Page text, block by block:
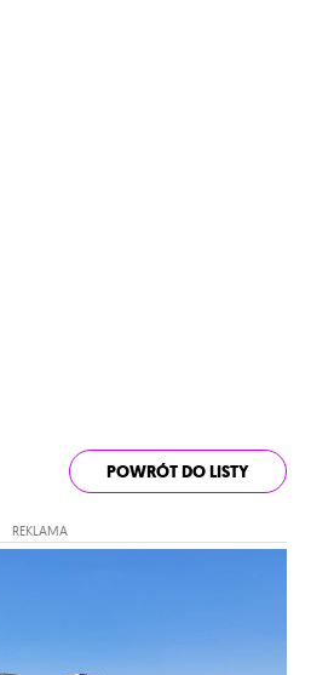
POWRÓT DO LISTY
REKLAMA